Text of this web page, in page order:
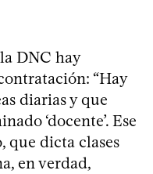
DNC hay
“Hay
diarias y que
‘docente’. Ese
que dicta clases
en verdad,